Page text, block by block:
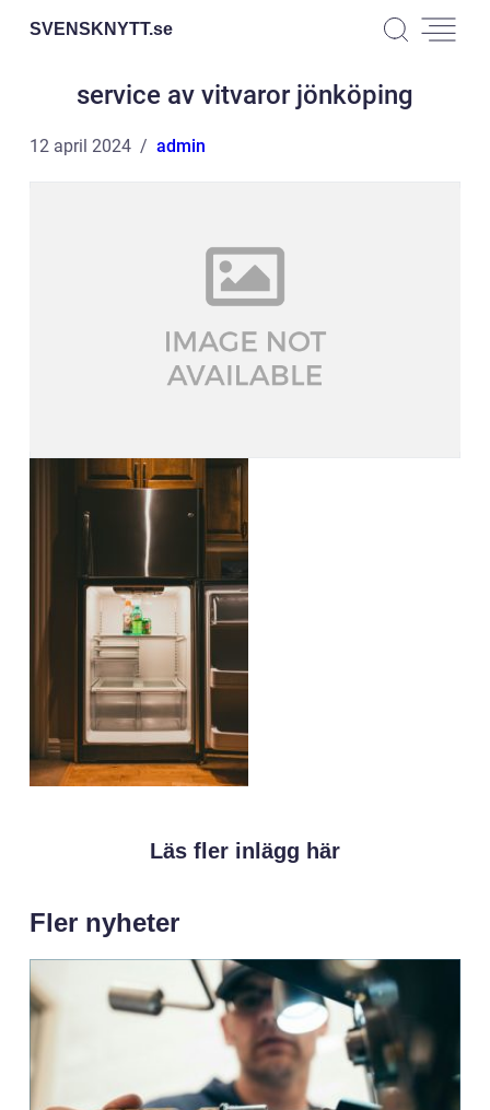
SVENSKNYTT.se
service av vitvaror jönköping
12 april 2024 admin
Läs fler inlägg här
Fler nyheter